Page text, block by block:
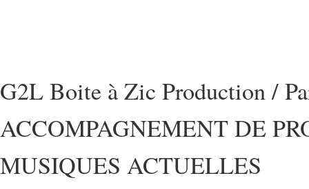
G2L Boite à Zic Production /
ACCOMPAGNEMENT DE
MUSIQUES ACTUELLES